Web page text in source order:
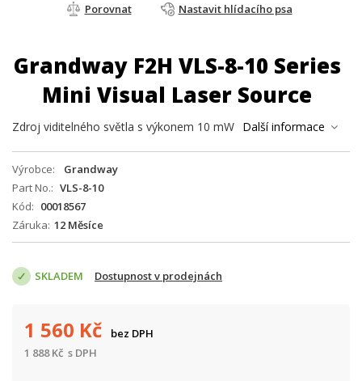
Porovnat Nastavit hlídacího psa
Grandway F2H VLS-8-10 Series
Mini Visual Laser Source
Zdroj viditelného světla s výkonem 10 mW Další informace
Výrobce
Grandway
Part No.
VLS-8-10
Kód
00018567
Záruka 12 Měsíce
SKLADEM Dostupnost v prodejnách
1 560 Kč
bez DPH
1 888Kč s DPH